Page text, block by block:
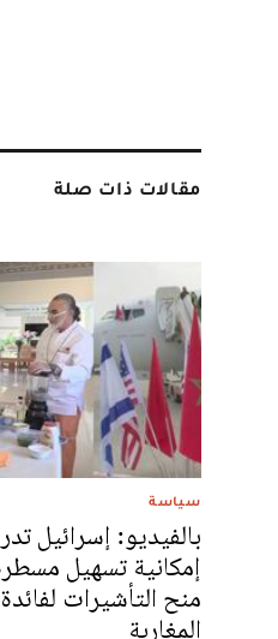
مقالات ذات صلة
سياسة
بالفيديو: إسرائيل
إمكانية تسهيل
منح التأشيرات لفائدة
المغاربة‎‎